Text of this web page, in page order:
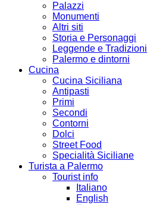
Palazzi
Monumenti
Altri siti
Storia e Personaggi
Leggende e Tradizioni
Palermo e dintorni
Cucina
Cucina Siciliana
Antipasti
Primi
Secondi
Contorni
Dolci
Street Food
Specialità Siciliane
Turista a Palermo
Tourist info
Italiano
English